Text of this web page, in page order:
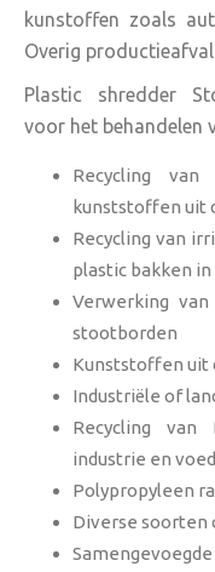
kunstoffen zoals
Overig productieafval
Plastic shredder
voor het behandelen
Recycling van
kunststoffen uit
Recycling van
plastic bakken
Verwerking
stootborden
Kunststoffen uit
Industriële of
Recycling
industrie en
Polypropyleen
Diverse soorten